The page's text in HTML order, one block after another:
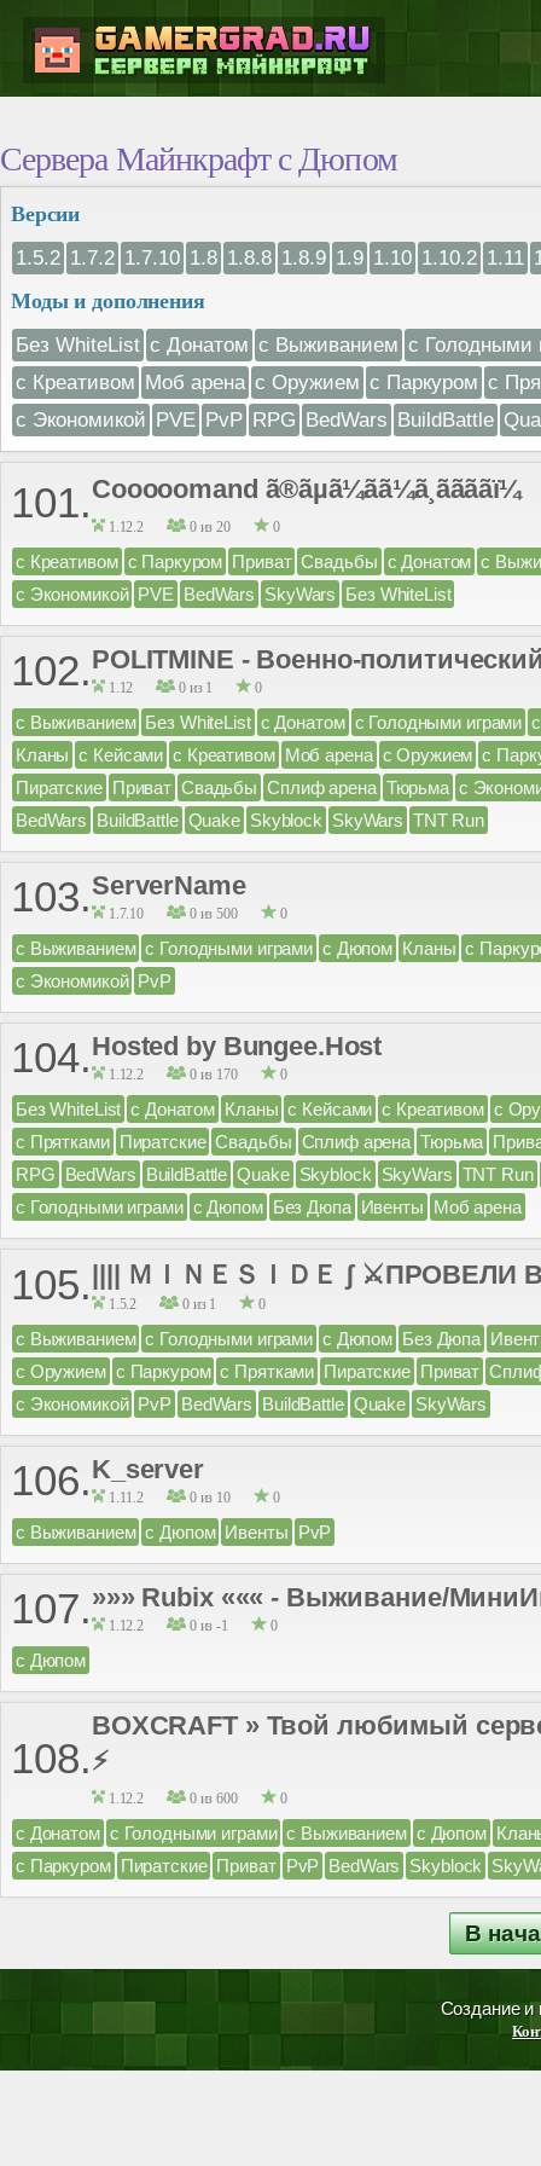
Сервера Майнкрафт с Дюпом
Версии
1.5.2 1.7.2 1.7.10 1.8 1.8.8 1.8.9 1.9 1.10 1.10.2 1.11
Моды и дополнения
Без WhiteList с Донатом с Выживанием с Голодными
с Креативом Моб арена с Оружием с Паркуром с
с Экономикой PVE PvP RPG BedWars BuildBattle
101.Cooooomand ã®ãµã¼ãã¼ã¸ããããï¼
1.12.2 0 из 20 0
с Креативом с Паркуром Приват Свадьбы с Донатом с
с Экономикой PVE BedWars SkyWars Без WhiteList
102.POLITMINE - Военно-
1.12 0 из 1 0
с Выживанием Без WhiteList с Донатом с Голодными играми
Кланы с Кейсами с Креативом Моб арена с Оружием с
Пиратские Приват Свадьбы Сплиф арена Тюрьма с
BedWars BuildBattle Quake Skyblock SkyWars TNT Run
103.ServerName
1.7.10 0 из 500 0
с Выживанием с Голодными играми с Дюпом Кланы с
с Экономикой PvP
104.Hosted by Bungee.Host
1.12.2 0 из 170 0
Без WhiteList с Донатом Кланы с Кейсами с Креативом с
с Прятками Пиратские Свадьбы Сплиф арена Тюрьма
RPG BedWars BuildBattle Quake Skyblock SkyWars TNT Run
с Голодными играми с Дюпом Без Дюпа Ивенты Моб арена
105.|||| ＭＩＮＥＳＩＤＥ ʃ ⚔ПРОВЕЛИ
1.5.2 0 из 1 0
с Выживанием с Голодными играми с Дюпом Без Дюпа
с Оружием с Паркуром с Прятками Пиратские Приват
с Экономикой PvP BedWars BuildBattle Quake SkyWars
106.K_server
1.11.2 0 из 10 0
с Выживанием с Дюпом Ивенты PvP
107.»»» Rubix ««« - Выживание/
1.12.2 0 из -1 0
с Дюпом
108.
BOXCRAFT » Твой любимый
⚡
1.12.2 0 из 600 0
с Донатом с Голодными играми с Выживанием с Дюпом
с Паркуром Пиратские Приват PvP BedWars Skyblock
В
Создание и